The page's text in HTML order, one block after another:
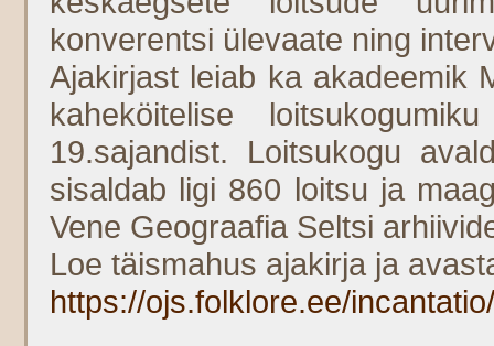
konverentsi ülevaate ning
Ajakirjast leiab ka akadeemik
kaheköitelise
19.sajandist. Loitsukogu
sisaldab ligi 860 loitsu ja
Vene Geograafia Seltsi
Loe täismahus ajakirja ja
https://ojs.folklore.ee/